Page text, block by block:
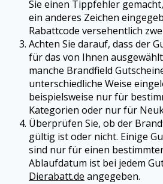
Sie einen Tippfehler
ein anderes Zeichen
Rabattcode versehentlich
Achten Sie darauf, dass der
für das von Ihnen
manche Brandfield
unterschiedliche Weise
beispielsweise nur für
Kategorien oder nur für
Überprüfen Sie, ob der
gültig ist oder nicht. Einige
sind nur für einen
Ablaufdatum ist bei jedem
Dierabatt.de angegeben.